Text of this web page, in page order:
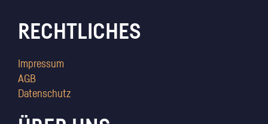
RECHTLICHES
Impressum
AGB
Datenschutz